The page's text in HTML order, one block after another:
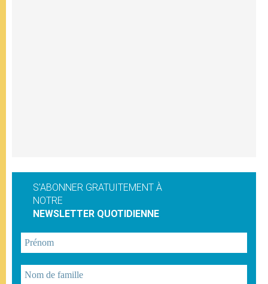
S'ABONNER GRATUITEMENT À
NOTRE
NEWSLETTER QUOTIDIENNE